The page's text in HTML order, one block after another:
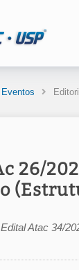
26/
Atac 34/